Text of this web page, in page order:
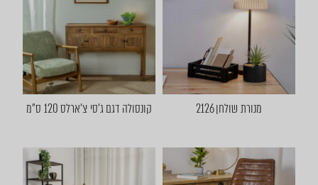
מנורת שולחן 2126 קונסולה דגם ג'סי צ'ארלס 120 ס"מ